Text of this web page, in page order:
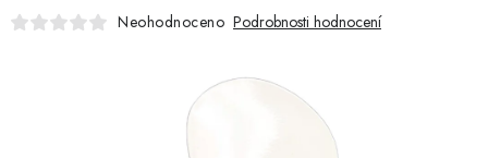
Neohodnoceno Podrobnosti hodnocení